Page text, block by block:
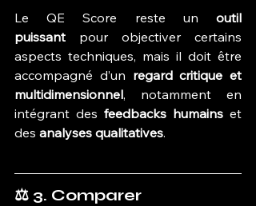
Le QE Score reste un outil
puissant pour objectiver certains
aspects techniques, mais il doit être
accompagné d’un regard critique et
multidimensionnel, notamment en
intégrant des feedbacks humains et
des analyses qualitatives.
⚖️ 3. Comparer